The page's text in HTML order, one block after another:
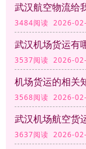
武汉航空物流给
3484阅读 2026-
武汉机场货运有
3537阅读 2026-
机场货运的相关
3568阅读 2026-
武汉机场航空货
3637阅读 2026-